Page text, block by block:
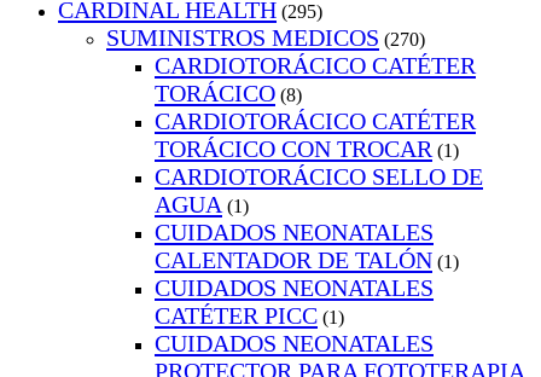
CARDINAL HEALTH (295)
SUMINISTROS MEDICOS (270)
CARDIOTORÁCICO CATÉTER
TORÁCICO (8)
CARDIOTORÁCICO CATÉTER
TORÁCICO CON TROCAR (1)
CARDIOTORÁCICO SELLO DE
AGUA (1)
CUIDADOS NEONATALES
CALENTADOR DE TALÓN (1)
CUIDADOS NEONATALES
CATÉTER PICC (1)
CUIDADOS NEONATALES
PROTECTOR PARA FOTOTERAPIA